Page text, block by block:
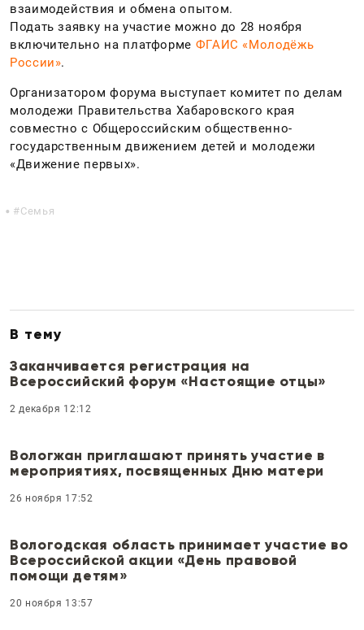
взаимодействия и обмена опытом.
Подать заявку на участие можно до 28 ноября
включительно на платформе ФГАИС «Молодёжь
России».
Организатором форума выступает комитет по делам
молодежи Правительства Хабаровского края
совместно с Общероссийским общественно-
государственным движением детей и молодежи
«Движение первых».
Семья
В тему
Заканчивается регистрация на
Всероссийский форум «Настоящие отцы»
2 декабря 12:12
Вологжан приглашают принять участие в
мероприятиях, посвященных Дню матери
26 ноября 17:52
Вологодская область принимает участие во
Всероссийской акции «День правовой
помощи детям»
20 ноября 13:57